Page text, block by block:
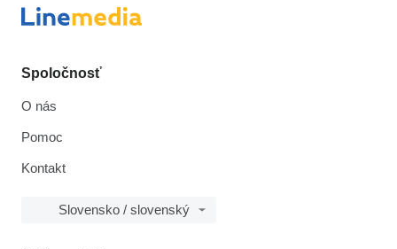
Spoločnosť
O nás
Pomoc
Kontakt
Slovensko / slovenský